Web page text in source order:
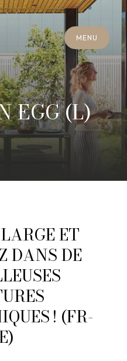
M EN U
MENU
T E I NREINIGUNG
TEINREINIGUNG
SCHL
SCH E SS E N
EGG (L)
ET
DANS DE
! (FR-